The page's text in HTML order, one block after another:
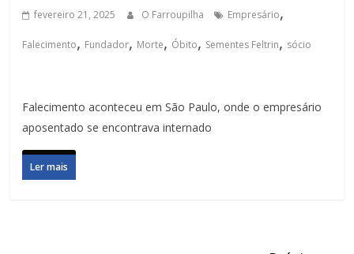
fevereiro 21, 2025 O Farroupilha Empresário,
Falecimento, Fundador, Morte, Óbito, Sementes Feltrin, sócio
Falecimento aconteceu em São Paulo, onde o empresário
aposentado se encontrava internado
Ler mais